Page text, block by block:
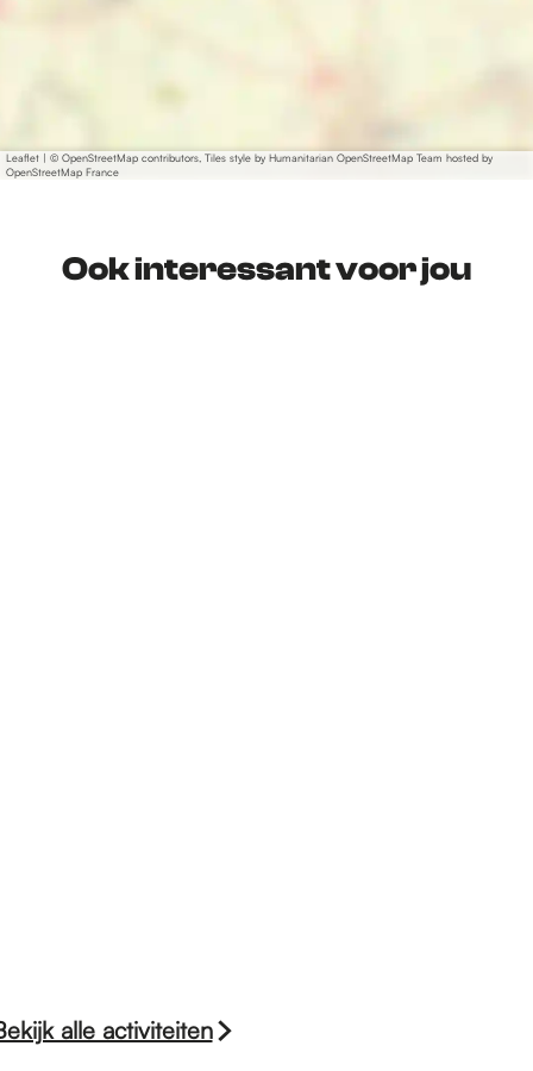
Leaflet | © OpenStreetMap contributors, Tiles style by Humanitarian OpenStreetMap Team hosted by
OpenStreetMap France
Ook interessant voor jou
alle activiteiten